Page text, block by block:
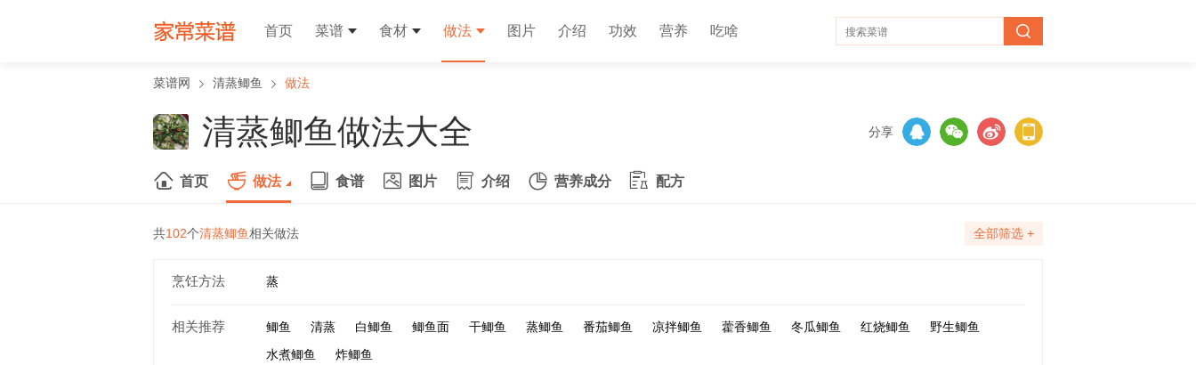
首页 菜谱 食材 做法 图片 介绍 功效 营养 吃啥
菜谱网 清蒸鲫鱼 做法
清蒸鲫鱼做法大全 分享
首页 做法 食谱 图片 介绍 营养成分 配方
共102个清蒸鲫鱼相关做法 全部筛选 +
烹饪方法 蒸
相关推荐 鲫鱼 清蒸 白鲫鱼 鲫鱼面 干鲫鱼 蒸鲫鱼 番茄鲫鱼 凉拌鲫鱼 藿香鲫鱼 冬瓜鲫鱼 红烧鲫鱼
野生鲫鱼
水煮鲫鱼
炸鲫鱼